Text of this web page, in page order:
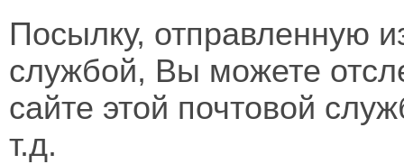
Посылку, отправленную
службой, Вы можете
сайте этой почтовой
т.д.